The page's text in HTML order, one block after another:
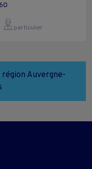
particulier
Auvergne-